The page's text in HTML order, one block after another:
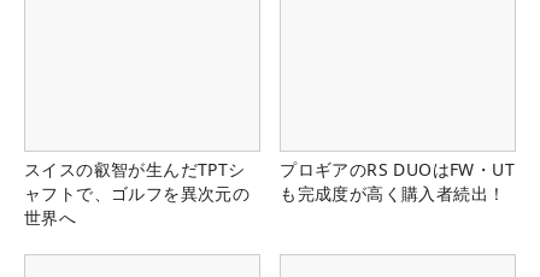
スイスの叡智が生んだTPTシ
ャフトで、ゴルフを異次元の
世界へ
プロギアのRS DUOはFW・UT
も完成度が高く購入者続出！